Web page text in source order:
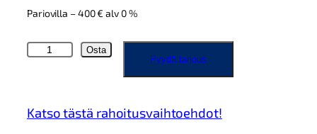
Pariovilla – 400 € alv 0 %
A
l
n
Osta
Pyydä tarjous
Katso tästä rahoitusvaihtoehdot!